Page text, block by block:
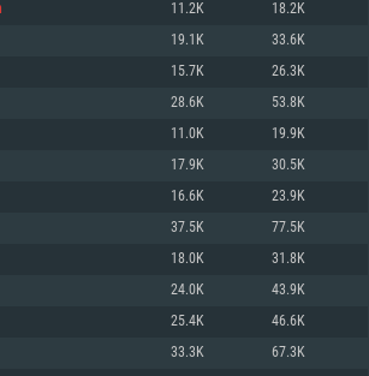
bit)
이상
상을 지원하는 AMD Radeon 77XX / NVIDIA
해상도: 720p
넷
소 클라이언트)
11.0
Core i5 (Intel Xeon 은 지원하지 않습니다)
하는 Intel Iris Pro 5200 (Mac), 혹은 이와 비슷한 성
Nvidia. 최소 해상도: 720p
넷
소 클라이언트)
신 버전
하고, 최신 그래픽 드라이버를 지원하는 NVIDIA
동급의 성능을 가지며 최신 그래픽 드라이버를 지
최소사양 지원 해상도 720p)
넷
소 클라이언트)
11.2K 18.2K
19.1K 33.6K
15.7K 26.3K
28.6K 53.8K
11.0K 19.9K
17.9K 30.5K
16.6K 23.9K
37.5K 77.5K
18.0K 31.8K
24.0K 43.9K
25.4K 46.6K
33.3K 67.3K